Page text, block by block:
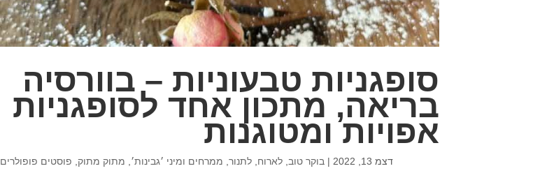
סופגניות טבעוניות – בוורסיה
בריאה, מתכון אחד לסופגניות
אפויות ומטוגנות
דצמ 13, 2022 | בוקר טוב ,לארוח ,לתנור ממרחים ומיני ׳גבינות׳ מתוק מתוק פוסטים פופולרים